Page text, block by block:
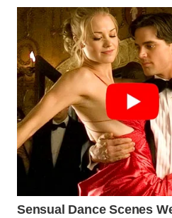
BOGOR
WN
DEPOK
WN
TAPANULI
UTARA
WN
SAMOSIR